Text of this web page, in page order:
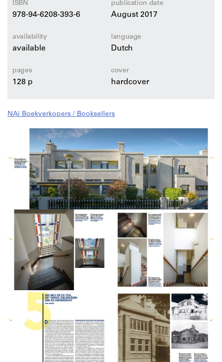
ISBN
978-94-6208-393-6
publication date
August 2017
availability
available
language
Dutch
pages
128 p
cover
hardcover
NAi Boekverkopers / Booksellers